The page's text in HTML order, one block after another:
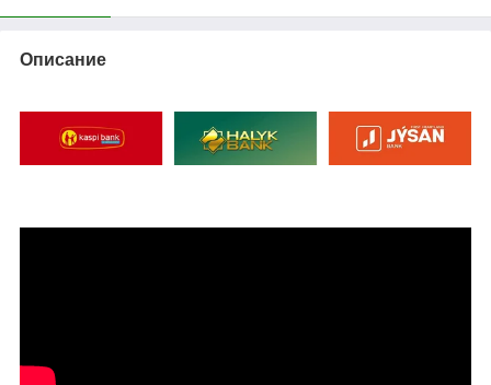
Описание